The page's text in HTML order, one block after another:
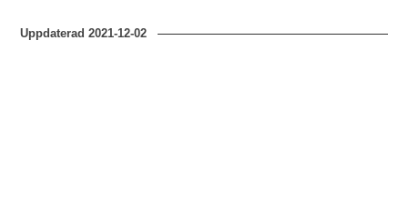
Uppdaterad2021-12-02